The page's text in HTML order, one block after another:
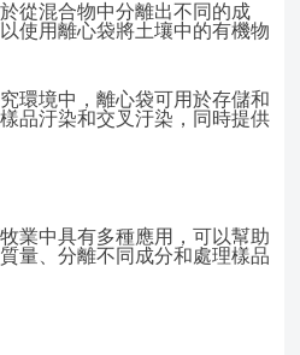
從混合物中分離出不同的成
使用離心袋將土壤中的有機物
環境中，離心袋可用於存儲和
品汙染和交叉汙染，同時提供
業中具有多種應用，可以幫助
量、分離不同成分和處理樣品